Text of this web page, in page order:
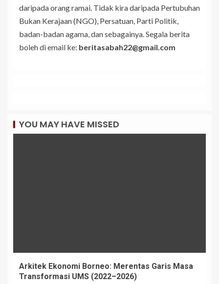
daripada orang ramai. Tidak kira daripada Pertubuhan
Bukan Kerajaan (NGO), Persatuan, Parti Politik,
badan-badan agama, dan sebagainya. Segala berita
boleh di email ke: beritasabah22@gmail.com
YOU MAY HAVE MISSED
Arkitek Ekonomi Borneo: Merentas Garis Masa
Transformasi UMS (2022–2026)